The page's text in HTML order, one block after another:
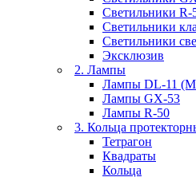
Светильники R-
Светильники
Светильники
Эксклюзив
2. Лампы
Лампы DL-11
Лампы GX-53
Лампы R-50
3. Кольца
Тетрагон
Квадраты
Кольца